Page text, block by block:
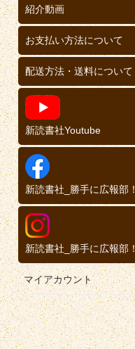
紹介動画
お支払い方法について
配送方法・送料について
新読書社Youtube
新読書社_勝手に広報部！
新読書社_勝手に広報部！
マイアカウント